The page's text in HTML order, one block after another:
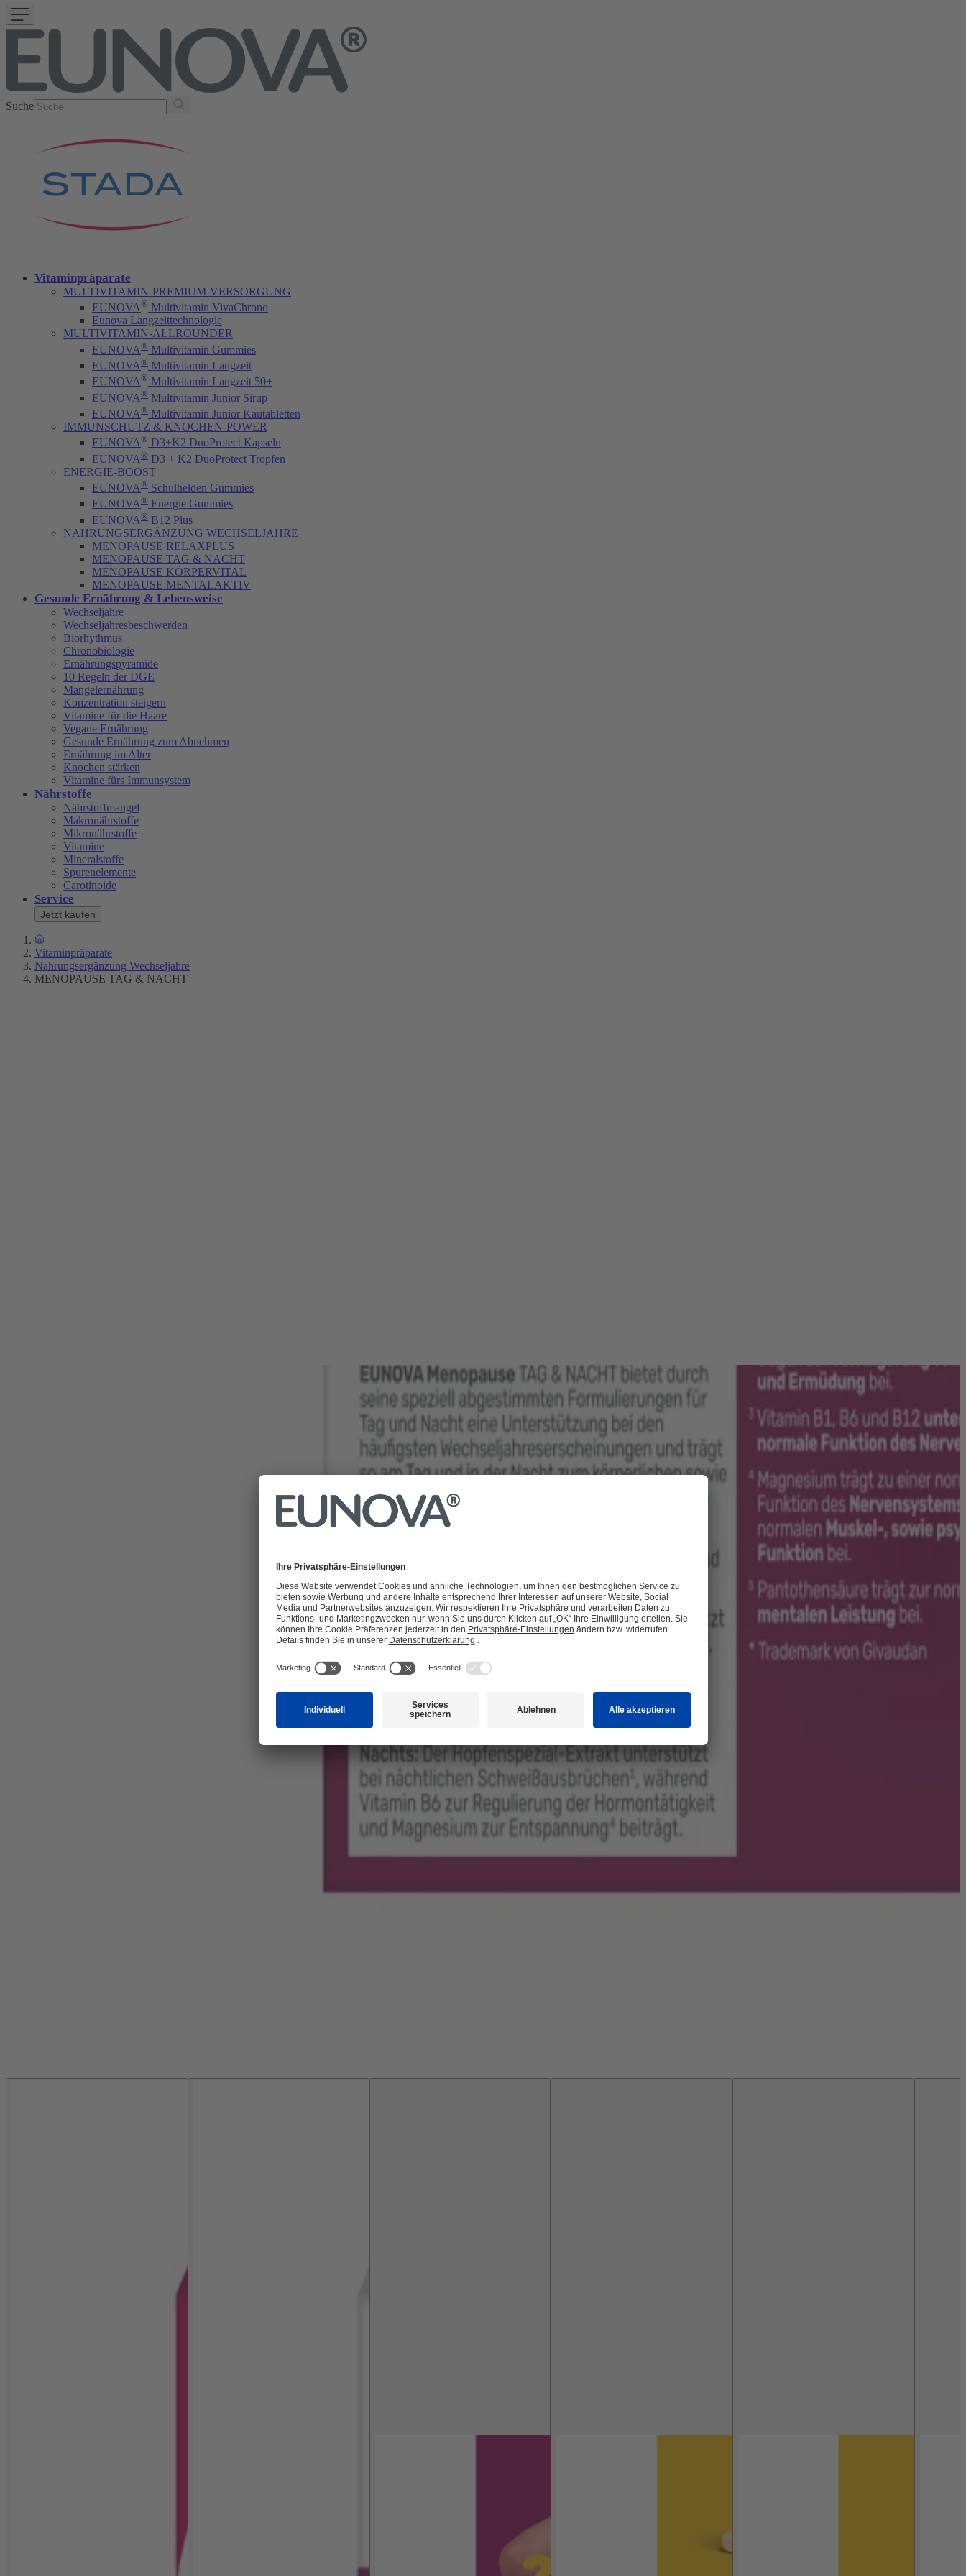
Suche
Vitaminpräparate
MULTIVITAMIN-PREMIUM-VERSORGUNG
EUNOVA® Multivitamin VivaChrono
Eunova Langzeittechnologie
MULTIVITAMIN-ALLROUNDER
EUNOVA® Multivitamin Gummies
EUNOVA® Multivitamin Langzeit
EUNOVA® Multivitamin Langzeit 50+
EUNOVA® Multivitamin Junior Sirup
EUNOVA® Multivitamin Junior Kautabletten
IMMUNSCHUTZ & KNOCHEN-POWER
EUNOVA® D3+K2 DuoProtect Kapseln
EUNOVA® D3 + K2 DuoProtect Tropfen
ENERGIE-BOOST
EUNOVA® Schulhelden Gummies
EUNOVA® Energie Gummies
EUNOVA® B12 Plus
NAHRUNGSERGÄNZUNG WECHSELJAHRE
MENOPAUSE RELAXPLUS
MENOPAUSE TAG & NACHT
MENOPAUSE KÖRPERVITAL
MENOPAUSE MENTALAKTIV
Gesunde Ernährung & Lebensweise
Wechseljahre
Wechseljahresbeschwerden
Biorhythmus
Chronobiologie
Ernährungspyramide
10 Regeln der DGE
Mangelernährung
Konzentration steigern
Vitamine für die Haare
Vegane Ernährung
Gesunde Ernährung zum Abnehmen
Ernährung im Alter
Knochen stärken
Vitamine fürs Immunsystem
Nährstoffe
Nährstoffmangel
Makronährstoffe
Mikronährstoffe
Vitamine
Mineralstoffe
Spurenelemente
Carotinoide
Service
Jetzt kaufen
Vitaminpräparate
Nahrungsergänzung Wechseljahre
MENOPAUSE TAG & NACHT